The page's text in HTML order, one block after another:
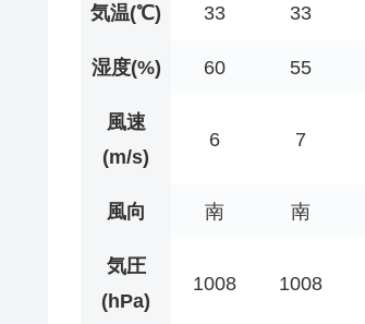
気温(℃) 33 33
湿度(%) 60 55
風速
(m/s)
6 7
風向 南 南
気圧
(hPa)
1008 1008